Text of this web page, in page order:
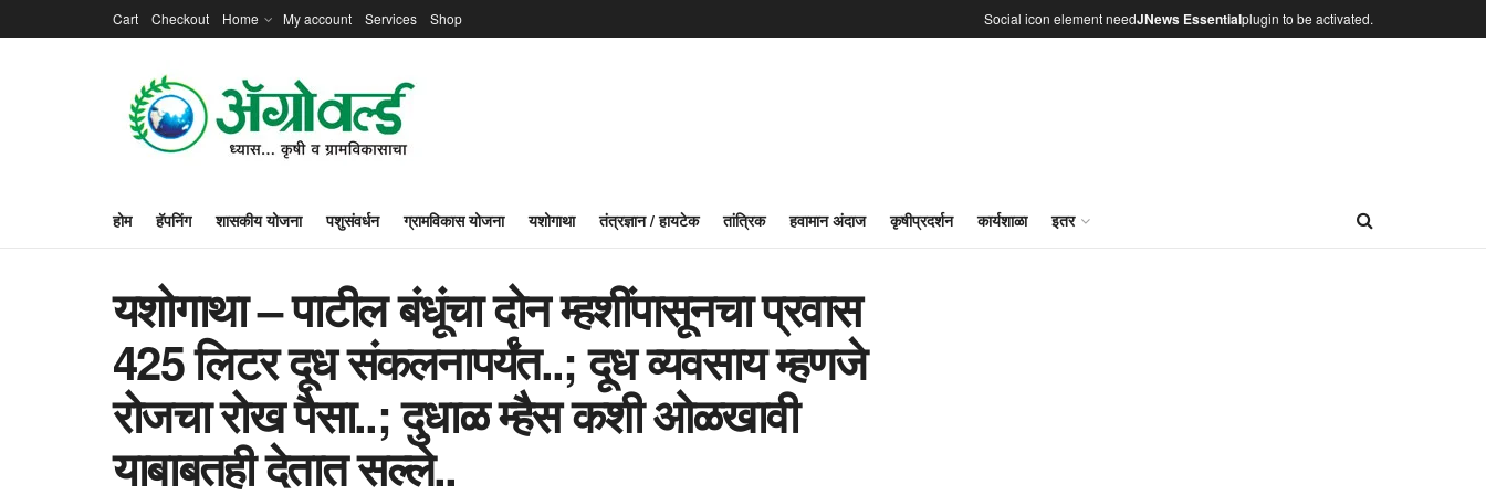
Cart Checkout Home My account Services Shop Social icon element needJNews Essentialplugin to be activated.
होम हॅपनिंग शासकीय योजना पशुसंवर्धन ग्रामविकास योजना यशोगाथा तंत्रज्ञान / हायटेक तांत्रिक हवामान अंदाज कृषीप्रदर्शन कार्यशाळा इतर
यशोगाथा – पाटील बंधूंचा दोन म्हशींपासूनचा प्रवास
425 लिटर दूध संकलनापर्यंत..; दूध व्यवसाय म्हणजे
रोजचा रोख पैसा..; दुधाळ म्हैस कशी ओळखावी
याबाबतही देतात सल्ले..